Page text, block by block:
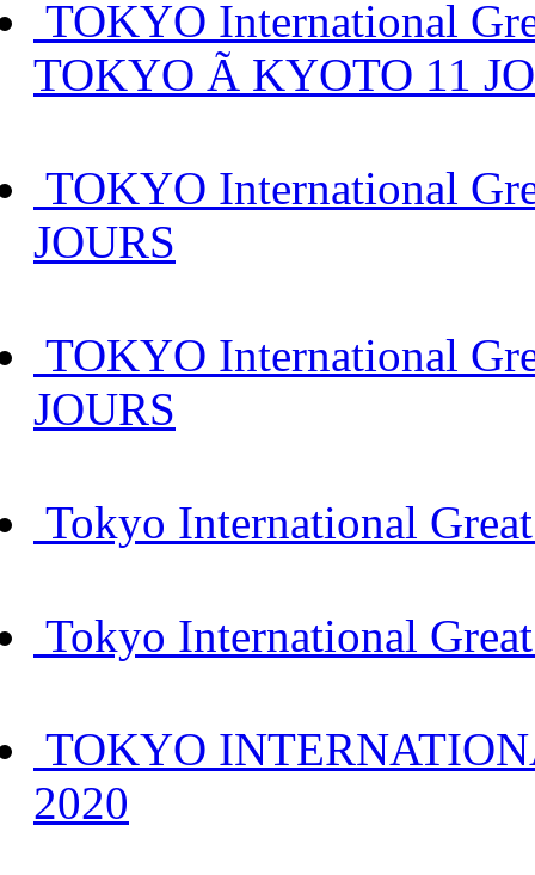
TOKYO International
TOKYO Ã KYOTO 11
TOKYO International
JOURS
TOKYO International
JOURS
Tokyo International
Tokyo International
TOKYO
2020